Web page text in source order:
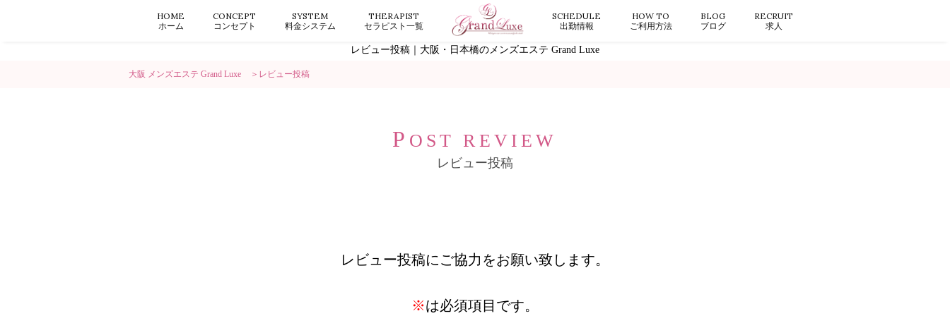
HOME
ホーム
CONCEPT
コンセプト
SYSTEM
料金システム
THERAPIST
セラピスト一覧
SCHEDULE
出勤情報
HOW TO
ご利用方法
BLOG
ブログ
RECRUIT
求人
レビュー投稿｜大阪・日本橋のメンズエステ Grand Luxe
大阪 メンズエステ Grand Luxe レビュー投稿
P OST REVIEW
レビュー投稿
レビュー投稿にご協力をお願い致します。
※は必須項目です。